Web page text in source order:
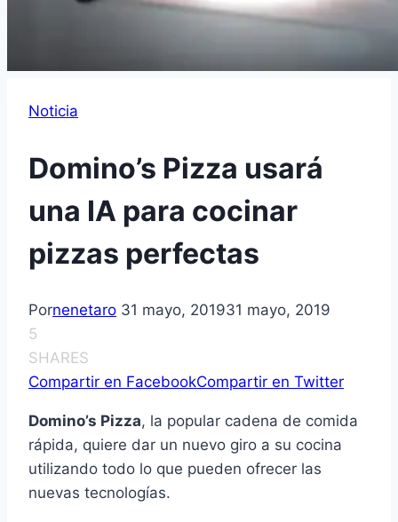
Noticia
Domino’s Pizza usará
una IA para cocinar
pizzas perfectas
Pornenetaro 31 mayo, 201931 mayo, 2019
5
SHARES
Compartir en FacebookCompartir en Twitter
Domino’s Pizza, la popular cadena de comida
rápida, quiere dar un nuevo giro a su cocina
utilizando todo lo que pueden ofrecer las
nuevas tecnologías.